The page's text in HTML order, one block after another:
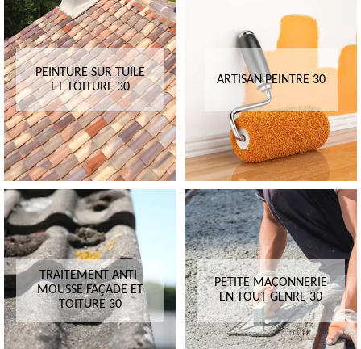
PEINTURE SUR TUILE
ET TOITURE 30
ARTISAN PEINTRE 30
TRAITEMENT ANTI-
MOUSSE FAÇADE ET
TOITURE 30
PETITE MAÇONNERIE
EN TOUT GENRE 30